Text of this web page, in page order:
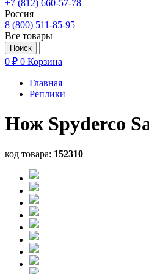
+7 (812) 660-57-78
Россия
8 (800) 511-85-95
Все товары
0 ₽ 0 Корзина
Главная
Реплики
Нож Spyderco
код товара: 152310